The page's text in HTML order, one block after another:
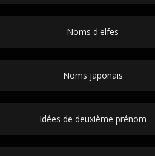
Noms d'elfes
Noms japonais
Idées de deuxième prénom